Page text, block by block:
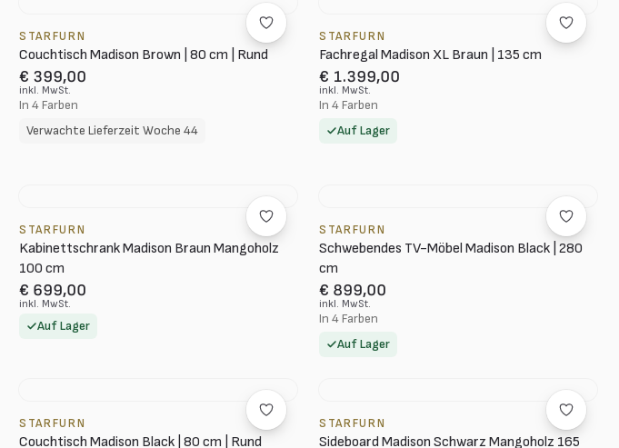
STARFURN
Couchtisch Madison Brown | 80 cm | Rund
€ 399,00
inkl. MwSt.
In 4 Farben
Verwachte Lieferzeit Woche 44
STARFURN
Fachregal Madison XL Braun | 135 cm
€ 1.399,00
inkl. MwSt.
In 4 Farben
Auf Lager
STARFURN
Kabinettschrank Madison Braun Mangoholz
100 cm
€ 699,00
inkl. MwSt.
Auf Lager
STARFURN
Schwebendes TV-Möbel Madison Black | 280
cm
€ 899,00
inkl. MwSt.
In 4 Farben
Auf Lager
STARFURN
Couchtisch Madison Black | 80 cm | Rund
STARFURN
Sideboard Madison Schwarz Mangoholz 165